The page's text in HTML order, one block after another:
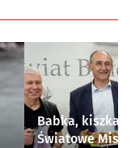
Babka, kiszka i
Światowe